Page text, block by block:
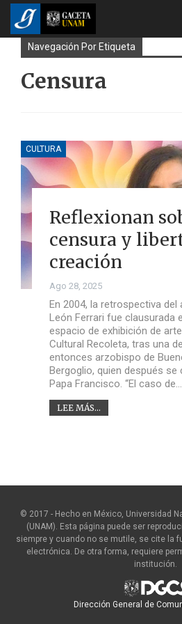
Navegación Por Etiqueta
Censura
CULTURA
Reflexionan
censura y
creación
Ago 28, 2025
En 2004, la retrospectiva
León Ferrari fue clausurada
espacio de exhibición de
Cultural Recoleta, tras una
entonces arzobispo de
Bergoglio, quien después se
Papa Francisco. “El caso de…
LEE MÁS...
© 2017 - Hecho en México, Universidad
(UNAM). Esta página puede ser
siempre y cuando no se mutile, se cite la
electrónica. De otra forma, requiere
institución.
Dirección General de